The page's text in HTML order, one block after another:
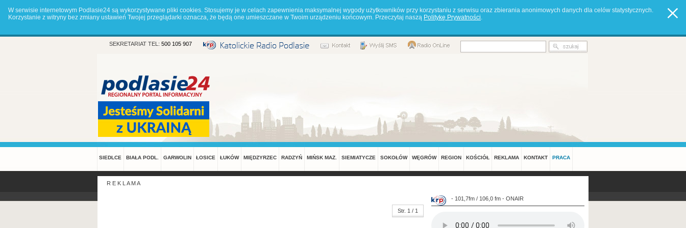
W serwisie internetowym Podlasie24 są wykorzystywane pliki cookies. Stosujemy je w celach zapewnienia maksymalnej wygody użytkowników przy korzystaniu z serwisu oraz zbierania anonimowych danych dla celów statystycznych.
Korzystanie z witryny bez zmiany ustawień Twojej przeglądarki oznacza, że będą one umieszczane w Twoim urządzeniu końcowym. Przeczytaj naszą Politykę Prywatności.
SEKRETARIAT TEL: 500 105 907
SIEDLCE BIAŁA PODL. GARWOLIN ŁOSICE ŁUKÓW MIĘDZYRZEC RADZYŃ MIŃSK MAZ. SIEMIATYCZE SOKOŁÓW WĘGRÓW REGION KOŚCIÓŁ REKLAMA KONTAKT PRACA
R E K L A M A
Str. 1 / 1
- 101,7fm / 106,0 fm - ONAIR